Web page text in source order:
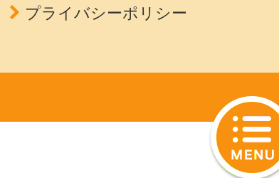
プライバシーポリシー